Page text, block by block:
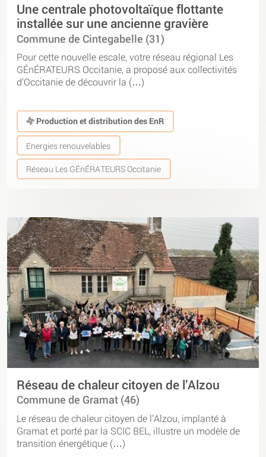
Une centrale photovoltaïque flottante
installée sur une ancienne gravière
Commune de Cintegabelle (31)
Pour cette nouvelle escale, votre réseau régional Les
GÉnÉRATEURS Occitanie, a proposé aux collectivités
d’Occitanie de découvrir la (…)
Production et distribution des EnR
Energies renouvelables
Réseau Les GÉnÉRATEURS Occitanie
Réseau de chaleur citoyen de l’Alzou
Commune de Gramat (46)
Le réseau de chaleur citoyen de l’Alzou, implanté à
Gramat et porté par la SCIC BEL, illustre un modèle de
transition énergétique (…)